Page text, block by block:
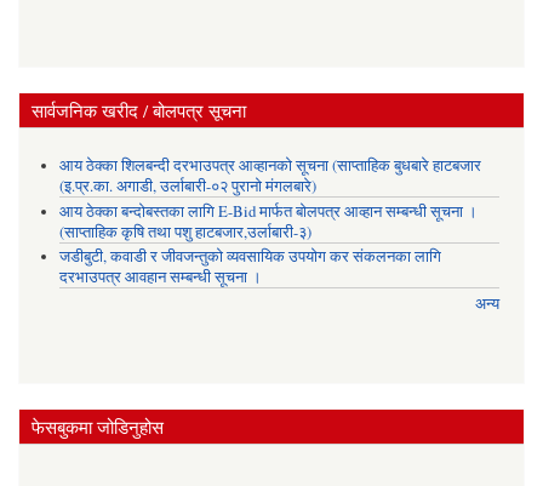
सार्वजनिक खरीद / बोलपत्र सूचना
आय ठेक्का शिलबन्दी दरभाउपत्र आव्हानको सूचना (साप्ताहिक बुधबारे हाटबजार
(इ.प्र.का. अगाडी, उर्लाबारी-०२ पुरानो मंगलबारे)
आय ठेक्का बन्दोबस्तका लागि E-Bid मार्फत बोलपत्र आव्हान सम्बन्धी सूचना ।
(साप्ताहिक कृषि तथा पशु हाटबजार,उर्लाबारी-३)
जडीबुटी, कवाडी र जीवजन्तुको व्यवसायिक उपयोग कर संकलनका लागि
दरभाउपत्र आवहान सम्बन्धी सूचना ।
अन्य
फेसबुकमा जोडिनुहोस